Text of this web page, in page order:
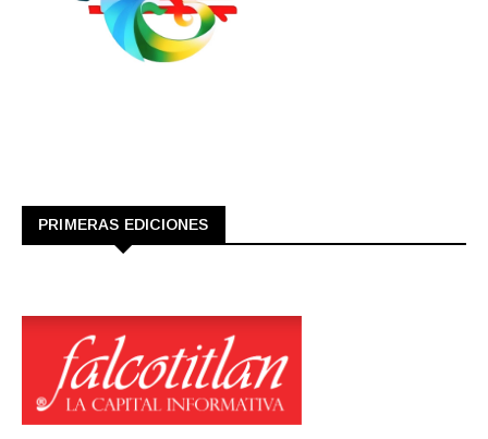
PRIMERAS EDICIONES